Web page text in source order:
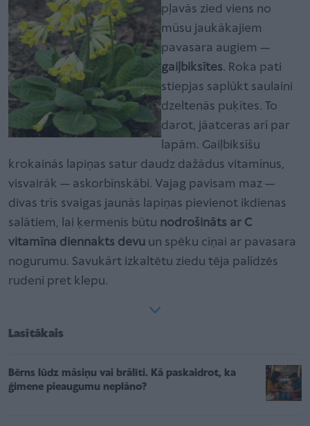
pļavās zied viens no
mūsu jaukākajiem
pavasara augiem —
gaiļbiksītes. Roka pati
stiepjas saplūkt saulaini
dzeltenās puķītes. To
darot, jāatceras arī par
lapām. Gaiļbiksīšu
krokainās lapiņas satur daudz dažādus vitamīnus,
visvairāk — askorbīnskābi. Vajag pavisam maz —
divas trīs svaigas jaunās lapiņas pievienot ikdienas
salātiem, lai ķermenis būtu nodrošināts ar C
vitamīna diennakts devu un spēku cīņai ar pavasara
nogurumu. Savukārt izkaltētu ziedu tēja palīdzēs
rudenī pret klepu.
Lasītākais
Bērns lūdz māsiņu vai brālīti. Kā paskaidrot, ka
ģimene pieaugumu neplāno?